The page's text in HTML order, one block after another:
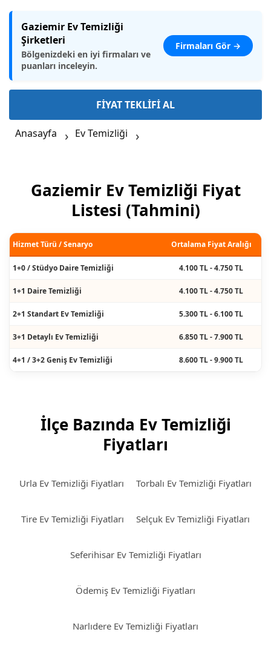
Gaziemir Ev Temizliği
Şirketleri
Bölgenizdeki en iyi firmaları ve
puanları inceleyin.
Firmaları Gör →
FİYAT TEKLİFİ AL
Anasayfa Ev Temizliği
Gaziemir Ev Temizliği Fiyat
Listesi (Tahmini)
Hizmet Türü / Senaryo Ortalama Fiyat Aralığı
1+0 / Stüdyo Daire Temizliği 4.100 TL - 4.750 TL
1+1 Daire Temizliği 4.100 TL - 4.750 TL
2+1 Standart Ev Temizliği 5.300 TL - 6.100 TL
3+1 Detaylı Ev Temizliği 6.850 TL - 7.900 TL
4+1 / 3+2 Geniş Ev Temizliği 8.600 TL - 9.900 TL
İlçe Bazında Ev Temizliği
Fiyatları
Urla Ev Temizliği Fiyatları Torbalı Ev Temizliği Fiyatları
Tire Ev Temizliği Fiyatları Selçuk Ev Temizliği Fiyatları
Seferihisar Ev Temizliği Fiyatları
Ödemiş Ev Temizliği Fiyatları
Narlıdere Ev Temizliği Fiyatları